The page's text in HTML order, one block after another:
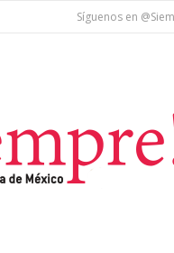
Síguenos en